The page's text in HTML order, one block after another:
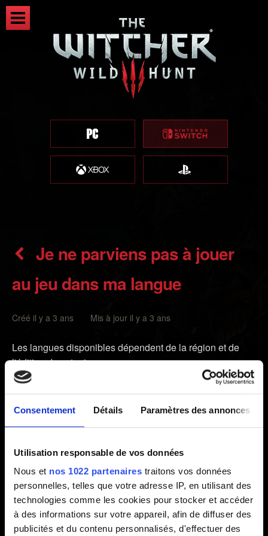
Consentement Détails Paramètres des annonces
Utilisation responsable de vos données
Nous et nos 1022 partenaires traitons vos données
personnelles, telles que votre adresse IP, en utilisant des
technologies comme les cookies pour stocker et accéder
à des informations sur votre appareil, afin de diffuser des
publicités et du contenu personnalisés, d'effectuer des
Je ne parviens pas à jouer
au jeu dans ma langue
Créé il y a 3 ans Mis à jour il y a 3 ans
Les langues disponibles dépendent de la région et de
l'édition de votre jeu.
Vous pouvez vérifier si un pack de langue adéquat pour
The Witcher 3 est disponible sur le Nintendo eShop.
votre jeu.
Si vous souhaitez que nous vérifiions de quelle région
provient votre carte de jeu, envoyez-nous le code situé
au-dessus du code-barres à l'arrière de la boîte du jeu, ou
celui qui est inscrit sur la carte de jeu (exemple : HAC-P-